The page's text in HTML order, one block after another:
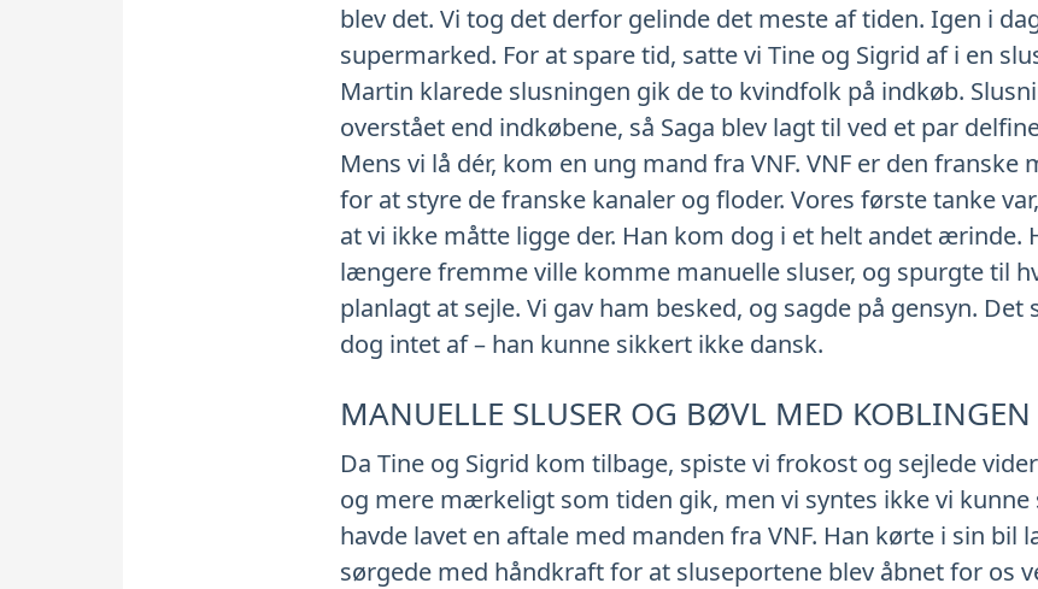
blev det. Vi tog det derfor gelinde det meste af tiden. Igen i
supermarked. For at spare tid, satte vi Tine og Sigrid af i en
Martin klarede slusningen gik de to kvindfolk på indkøb.
overstået end indkøbene, så Saga blev lagt til ved et par
Mens vi lå dér, kom en ung mand fra VNF. VNF er den franske
for at styre de franske kanaler og floder. Vores første tanke
at vi ikke måtte ligge der. Han kom dog i et helt andet ærinde.
længere fremme ville komme manuelle sluser, og spurgte til
planlagt at sejle. Vi gav ham besked, og sagde på gensyn.
dog intet af – han kunne sikkert ikke dansk.
MANUELLE SLUSER OG BØVL MED KOBLINGEN
Da Tine og Sigrid kom tilbage, spiste vi frokost og sejlede
og mere mærkeligt som tiden gik, men vi syntes ikke vi kunne
havde lavet en aftale med manden fra VNF. Han kørte i sin bil
sørgede med håndkraft for at sluseportene blev åbnet for os